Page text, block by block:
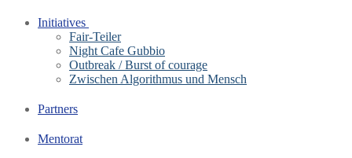
Initiatives
Fair-Teiler
Night Cafe Gubbio
Outbreak / Burst of courage
Zwischen Algorithmus und Mensch
Partners
Mentorat